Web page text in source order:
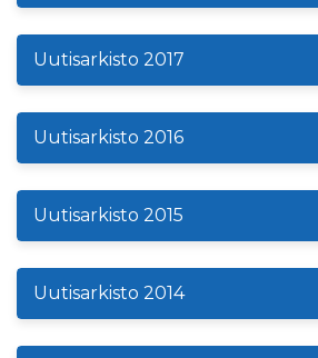
Uutisarkisto 2017
Uutisarkisto 2016
Uutisarkisto 2015
Uutisarkisto 2014